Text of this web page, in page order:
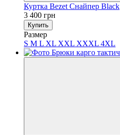
Куртка Bezet Снайпер Black
3 400 грн
Купить
Размер
S M L XL XXL XXXL 4XL